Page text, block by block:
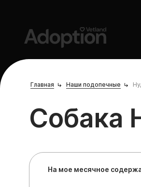
Главная
Наши подопечные
Собака
На мое месячное